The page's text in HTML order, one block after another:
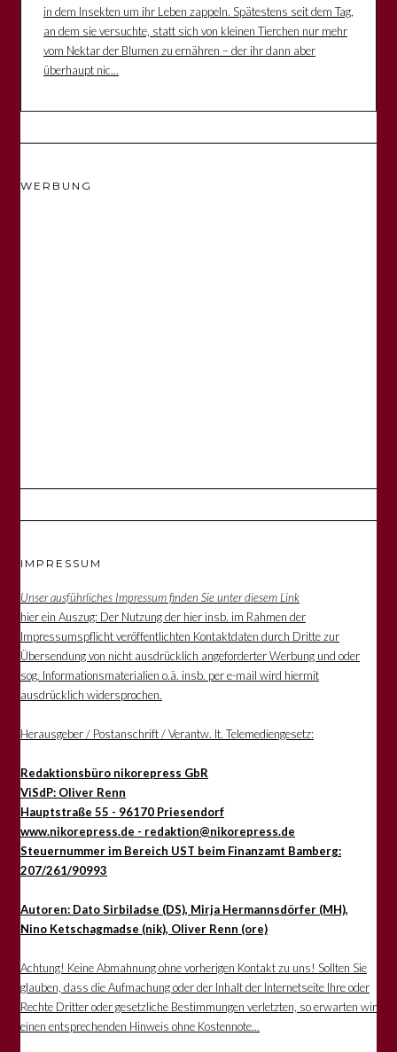
in dem Insekten um ihr Leben zappeln. Spätestens seit dem Tag,
an dem sie versuchte, statt sich von kleinen Tierchen nur mehr
vom Nektar der Blumen zu ernähren – der ihr dann aber
überhaupt nic...
WERBUNG
IMPRESSUM
Unser ausführliches Impressum finden Sie unter diesem Link
hier ein Auszug: Der Nutzung der hier insb. im Rahmen der
Impressumspflicht veröffentlichten Kontaktdaten durch Dritte zur
Übersendung von nicht ausdrücklich angeforderter Werbung und oder
sog. Informationsmaterialien o.ä. insb. per e-mail wird hiermit
ausdrücklich widersprochen.
Herausgeber / Postanschrift / Verantw. lt. Telemediengesetz:
Redaktionsbüro nikorepress GbR
ViSdP: Oliver Renn
Hauptstraße 55 - 96170 Priesendorf
www.nikorepress.de - redaktion@nikorepress.de
Steuernummer im Bereich UST beim Finanzamt Bamberg:
207/261/90993
Autoren: Dato Sirbiladse (DS), Mirja Hermannsdörfer (MH),
Nino Ketschagmadse (nik), Oliver Renn (ore)
Achtung! Keine Abmahnung ohne vorherigen Kontakt zu uns! Sollten Sie
glauben, dass die Aufmachung oder der Inhalt der Internetseite Ihre oder
Rechte Dritter oder gesetzliche Bestimmungen verletzten, so erwarten wir
einen entsprechenden Hinweis ohne Kostennote...